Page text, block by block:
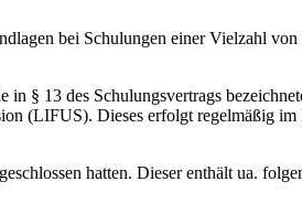
bei Schulungen einer Vielzahl von
§ 13 des Schulungsvertrags
(LIFUS). Dieses erfolgt regelmäßig im
hatten. Dieser enthält ua.